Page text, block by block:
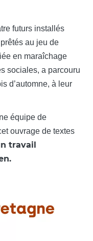
futurs installés
au jeu de
en maraîchage
sociales, a parcouru
d’automne, à leur
équipe de
ouvrage de textes
travail